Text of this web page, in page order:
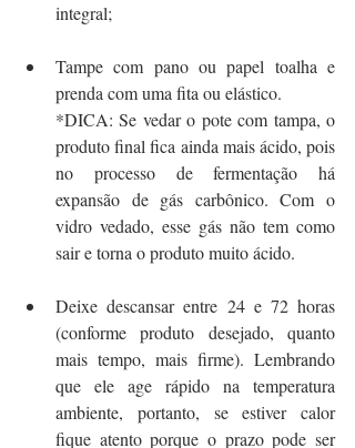
integral;
Tampe com pano ou papel toalha e
prenda com uma fita ou elástico.
*DICA: Se vedar o pote com tampa, o
produto final fica ainda mais ácido, pois
no processo de fermentação há
expansão de gás carbônico. Com o
vidro vedado, esse gás não tem como
sair e torna o produto muito ácido.
Deixe descansar entre 24 e 72 horas
(conforme produto desejado, quanto
mais tempo, mais firme). Lembrando
que ele age rápido na temperatura
ambiente, portanto, se estiver calor
fique atento porque o prazo pode ser